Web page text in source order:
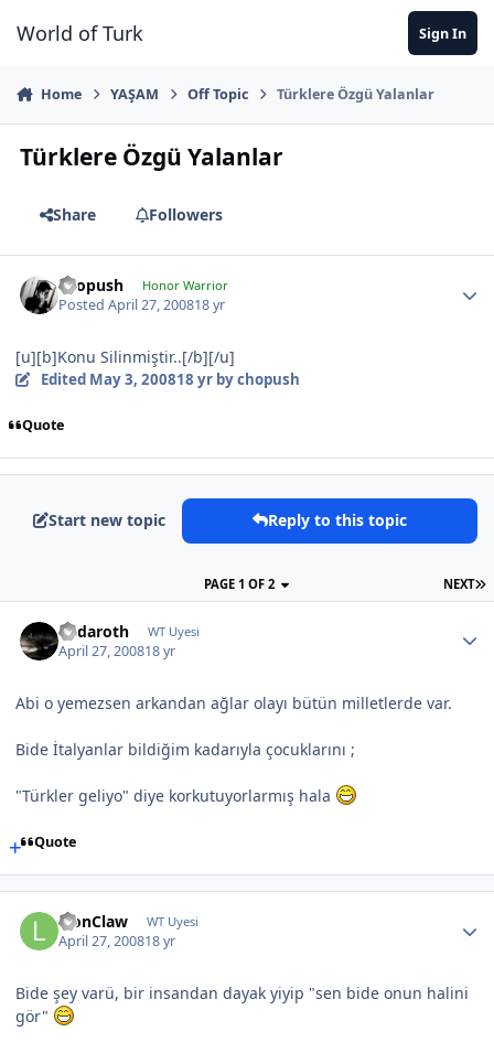
World of Turk Sign In
Home YAŞAM Off Topic Türklere Özgü Yalanlar
Türklere Özgü Yalanlar
Share Followers
chopush Honor Warrior
PostedApril 27, 200818 yr
[u][b]Konu Silinmiştir..[/b][/u]
Edited May 3, 200818 yrby chopush
Quote
Start new topic Reply to this topic
NEXT
PAGE 1 OF 2
Endaroth WT Uyesi
April 27, 200818 yr
Abi o yemezsen arkandan ağlar olayı bütün milletlerde var.
Bide İtalyanlar bildiğim kadarıyla çocuklarını ;
"Türkler geliyo" diye korkutuyorlarmış hala
Quote
LionClaw WT Uyesi
April 27, 200818 yr
Bide şey varü, bir insandan dayak yiyip "sen bide onun halini
gör"